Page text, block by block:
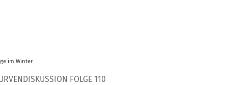
im Winter
FOLGE 110